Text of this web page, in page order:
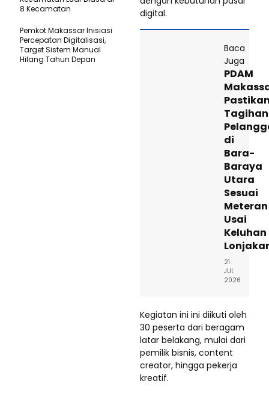
digital.
Baca
Juga
PDAM
Tagihan
di
Bara-
Baraya
Utara
Sesuai
Meteran
Usai
Keluhan
21
JUL
2026
Kegiatan ini ini diikuti oleh
30 peserta dari beragam
latar belakang, mulai dari
pemilik bisnis, content
creator, hingga pekerja
kreatif.
8 Kecamatan
Pemkot Makassar Inisiasi
Percepatan Digitalisasi,
Target Sistem Manual
Hilang Tahun Depan